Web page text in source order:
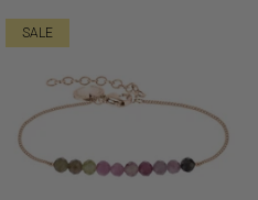
SALE